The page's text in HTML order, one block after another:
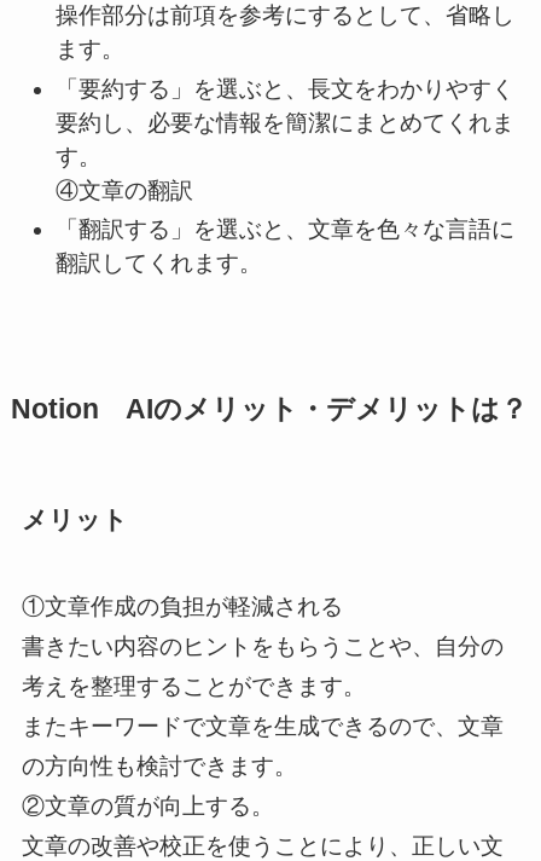
操作部分は前項を参考にするとして、省略し
ます。
「要約する」を選ぶと、長文をわかりやすく
要約し、必要な情報を簡潔にまとめてくれま
す。
④文章の翻訳
「翻訳する」を選ぶと、文章を色々な言語に
翻訳してくれます。
Notion AIのメリット・デメリットは？
メリット
①文章作成の負担が軽減される
書きたい内容のヒントをもらうことや、自分の
考えを整理することができます。
またキーワードで文章を生成できるので、文章
の方向性も検討できます。
②文章の質が向上する。
文章の改善や校正を使うことにより、正しい文